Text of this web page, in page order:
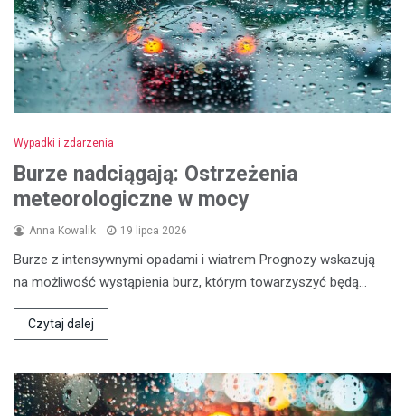
Wypadki i zdarzenia
Burze nadciągają: Ostrzeżenia
meteorologiczne w mocy
Anna Kowalik 19 lipca 2026
Burze z intensywnymi opadami i wiatrem Prognozy wskazują
na możliwość wystąpienia burz, którym towarzyszyć będą…
Czytaj dalej